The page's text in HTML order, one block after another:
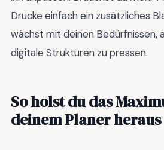
Drucke einfach ein zusätzliches
wächst mit deinen Bedürfnissen,
digitale Strukturen zu pressen.
So holst du das
deinem Planer heraus